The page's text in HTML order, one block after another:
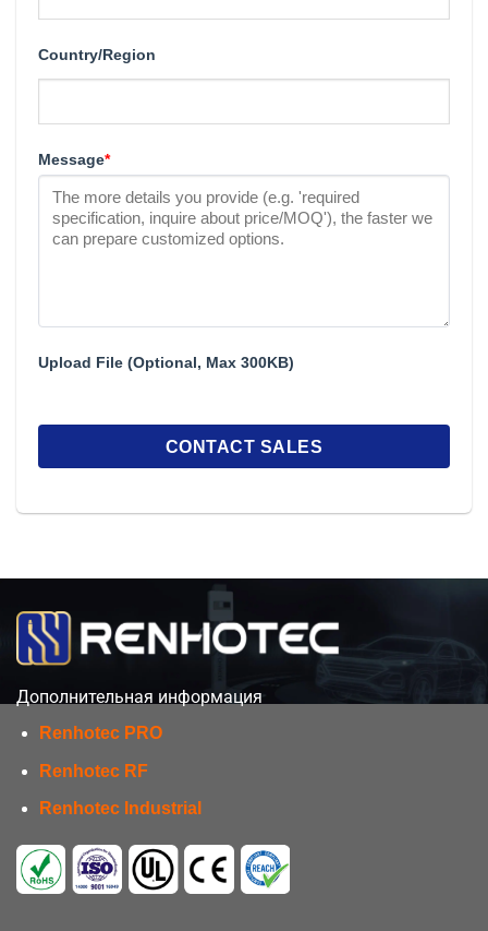
Country/Region
Message*
Upload File (Optional, Max 300KB)
Дополнительная информация
Renhotec PRO
Renhotec RF
Renhotec Industrial